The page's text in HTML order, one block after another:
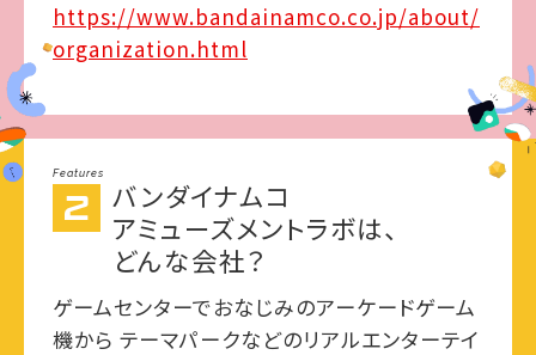
https://www.bandainamco.co.jp/about/
organization.html
Features
バンダイナムコ
アミューズメントラボは、
どんな会社？
ゲームセンターでおなじみのアーケードゲーム
機から テーマパークなどのリアルエンターテイ